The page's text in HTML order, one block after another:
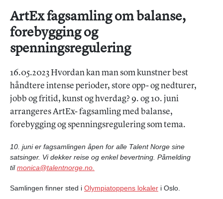
ArtEx fagsamling om balanse,
forebygging og
spenningsregulering
16.05.2023 Hvordan kan man som kunstner best
håndtere intense perioder, store opp- og nedturer,
jobb og fritid, kunst og hverdag? 9. og 10. juni
arrangeres ArtEx- fagsamling med balanse,
forebygging og spenningsregulering som tema.
10. juni er fagsamlingen åpen for alle Talent Norge sine
satsinger. Vi dekker reise og enkel bevertning. Påmelding
tilmonica@talentnorge.no
Samlingen finner sted i Olympiatoppens lokaler i Oslo.